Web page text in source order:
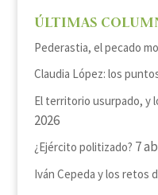
ÚLTIMAS
Pederastia, el pecado
Claudia López: los
El territorio usurpado, y
2026
¿Ejército politizado? 7
Iván Cepeda y los retos